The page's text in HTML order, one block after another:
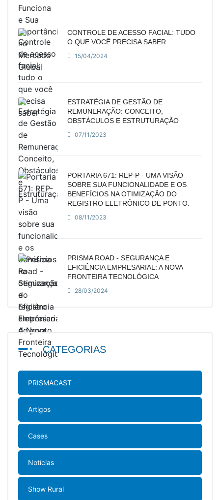
CONTROLE DE ACESSO FACIAL: TUDO
O QUE VOCÊ PRECISA SABER
15/04/2024
ESTRATÉGIA DE GESTÃO DE
REMUNERAÇÃO: CONCEITO,
OBSTÁCULOS E ESTRUTURAÇÃO
07/11/2023
PORTARIA 671: REP-P - UMA VISÃO
SOBRE SUA FUNCIONALIDADE E OS
BENEFÍCIOS NA OTIMIZAÇÃO DO
REGISTRO ELETRÔNICO DE PONTO.
08/11/2023
PRISMA ROAD - SEGURANÇA E
EFICIÊNCIA EMPRESARIAL: A NOVA
FRONTEIRA TECNOLÓGICA
28/03/2024
CATEGORIAS
PRISMACAST
Artigos
Cases
Notícias
Show Rural